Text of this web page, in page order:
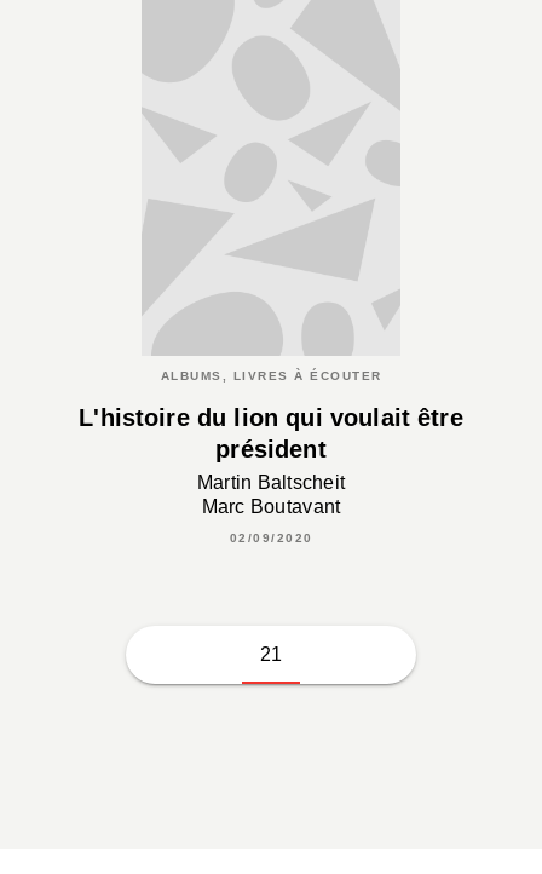
ALBUMS, LIVRES À ÉCOUTER
L'histoire du lion qui voulait être
président
Martin Baltscheit
Marc Boutavant
02/09/2020
21